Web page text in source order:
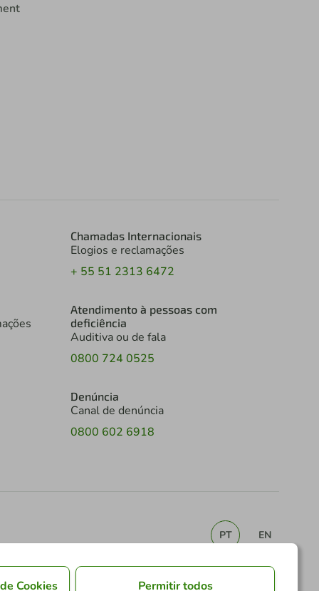
Chamadas Internacionais
Elogios e reclamações
+ 55 51 2313 6472
Atendimento à pessoas com
deficiência
Auditiva ou de fala
0800 724 0525
Denúncia
Canal de denúncia
0800 602 6918
PT EN
Cookies Permitir todos